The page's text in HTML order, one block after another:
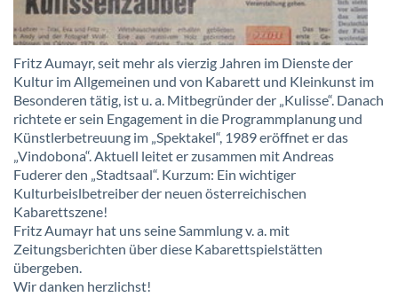
Fritz Aumayr, seit mehr als vierzig Jahren im Dienste der
Kultur im Allgemeinen und von Kabarett und Kleinkunst im
Besonderen tätig, ist u. a. Mitbegründer der „Kulisse“. Danach
richtete er sein Engagement in die Programmplanung und
Künstlerbetreuung im „Spektakel“, 1989 eröffnet er das
„Vindobona“. Aktuell leitet er zusammen mit Andreas
Fuderer den „Stadtsaal“. Kurzum: Ein wichtiger
Kulturbeislbetreiber der neuen österreichischen
Kabarettszene!
Fritz Aumayr hat uns seine Sammlung v. a. mit
Zeitungsberichten über diese Kabarettspielstätten
übergeben.
Wir danken herzlichst!